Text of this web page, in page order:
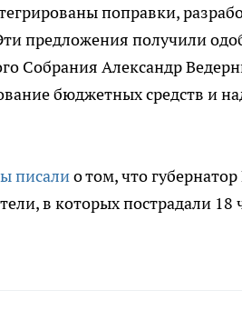
поправки,
предложения получили
Собрания Александр
бюджетных средств и
писалио том, что
в которых пострадали 18